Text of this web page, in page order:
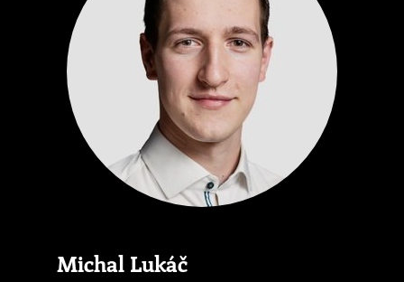
Michal Lukáč